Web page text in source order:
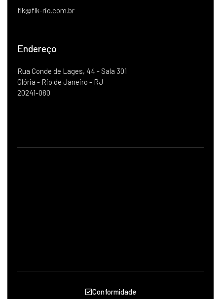
flk@flk-rio.com.br
Endereço
Rua Conde de Lages, 44 - Sala 301
Glória - Rio de Janeiro - RJ
20241-080
Conformidade